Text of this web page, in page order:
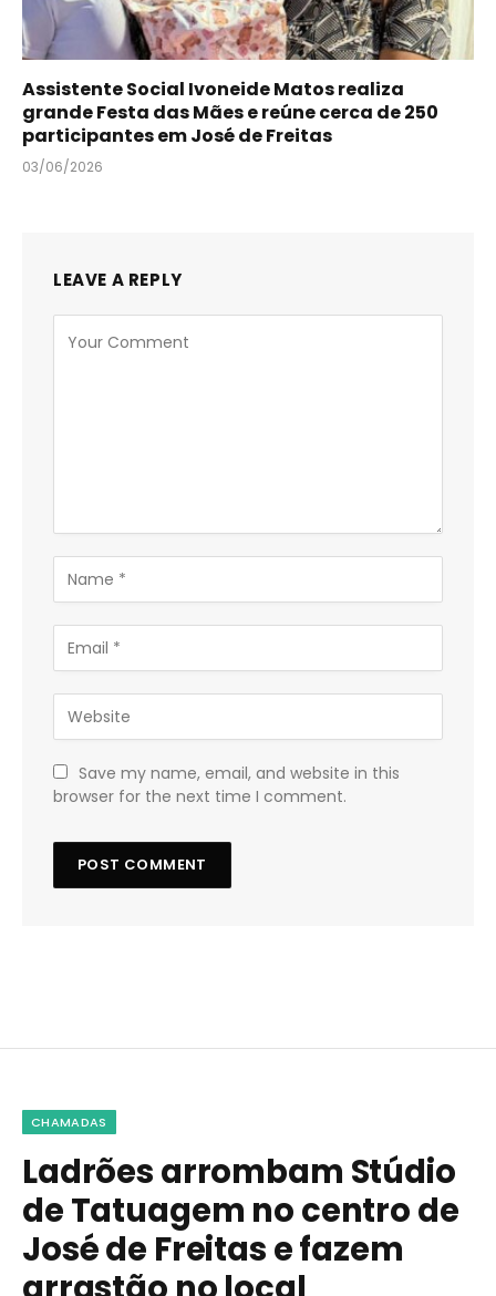
Assistente Social Ivoneide Matos realiza
grande Festa das Mães e reúne cerca de 250
participantes em José de Freitas
03/06/2026
LEAVE A REPLY
Save my name, email, and website in this
browser for the next time I comment.
CHAMADAS
Ladrões arrombam Stúdio
de Tatuagem no centro de
José de Freitas e fazem